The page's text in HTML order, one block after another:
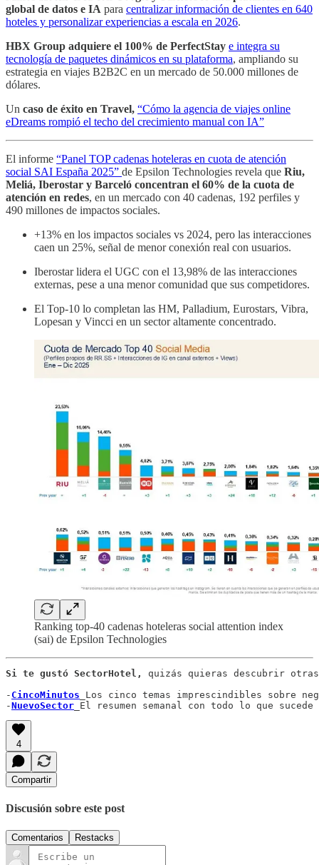
global de datos e IA para centralizar información de clientes en 640
hoteles y personalizar experiencias a escala en 2026.
HBX Group adquiere el 100% de PerfectStay e integra su
tecnología de paquetes dinámicos en su plataforma, ampliando su
estrategia en viajes B2B2C en un mercado de 50.000 millones de
dólares.
Un caso de éxito en Travel, “Cómo la agencia de viajes online
eDreams rompió el techo del crecimiento manual con IA”
El informe “Panel TOP cadenas hoteleras en cuota de atención
social SAI España 2025” de Epsilon Technologies revela que Riu,
Meliá, Iberostar y Barceló concentran el 60% de la cuota de
atención en redes, en un mercado con 40 cadenas, 192 perfiles y
490 millones de impactos sociales.
+13% en los impactos sociales vs 2024, pero las interacciones
caen un 25%, señal de menor conexión real con usuarios.
Iberostar lidera el UGC con el 13,98% de las interacciones
externas, pese a una menor comunidad que sus competidores.
El Top-10 lo completan las HM, Palladium, Eurostars, Vibra,
Lopesan y Vincci en un sector altamente concentrado.
Ranking top-40 cadenas hoteleras social attention index
(sai) de Epsilon Technologies
Si te gustó SectorHotel, quizás quieras descubrir
- CincoMinutos _Los cinco temas imprescindibles sobre
-NuevoSector _El resumen semanal con todo lo que
4
Compartir
Discusión sobre este post
Comentarios Restacks